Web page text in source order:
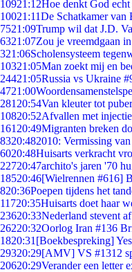
10921:12Hoe denkt God
10021:11De Schatkamer
7521:09Trump wil dat J.D.
6321:07Zou je vreemdgaan
321:06Scholensysteem
10321:05Man zoekt mij en
24421:05Russia vs Ukraine
4721:00
281 20:54Van kleuter tot
10820:52Afvallen met
161 20:49Migranten breken
8320:482010: Vermissing
6020:48Huisarts verkracht
22720:47archito's jaren '70
18520:46[Wielrennen #616]
820:36Poepen tijdens het
11720:35Huisarts doet haar
23620:33Nederland stevent
26220:32Oorlog Iran #136
1820:31 [Boekbespreking]
29320:29[AMV] VS #1312
20620:29Verander een letter